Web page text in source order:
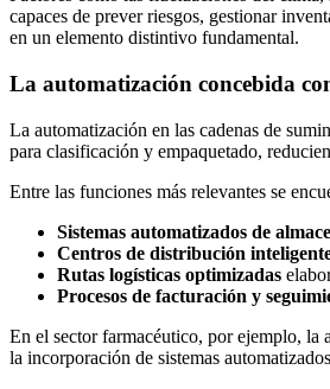
capaces de prever riesgos, gestionar
en un elemento distintivo fundamental.
La automatización concebida
La automatización en las cadenas de
para clasificación y empaquetado,
Entre las funciones más relevantes se
Sistemas automatizados de
Centros de distribución
Rutas logísticas optimizadas
Procesos de facturación y
En el sector farmacéutico, por ejemplo, la
la incorporación de sistemas